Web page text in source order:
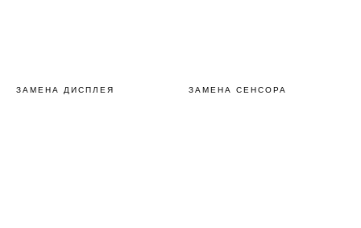
ЗАМЕНА ДИСПЛЕЯ ЗАМЕНА СЕНСОРА